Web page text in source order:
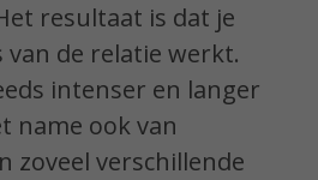
resultaat is dat je
van de relatie werkt.
intenser en langer
name ook van
zoveel verschillende